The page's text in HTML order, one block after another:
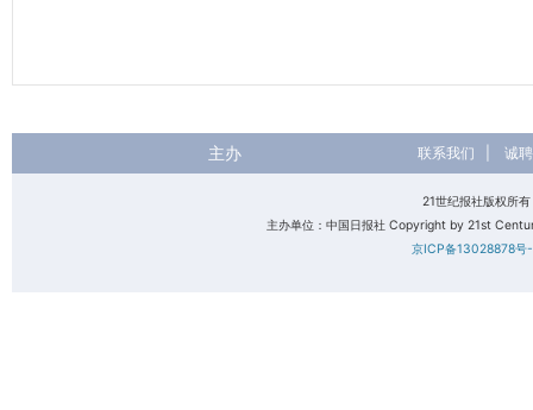
主办 联系我们 诚
21世纪报社版权所
主办单位：中国日报社 Copyright by 21st
京ICP备13028878号